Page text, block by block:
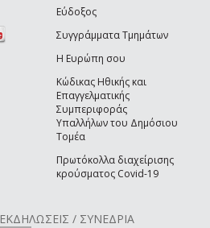
Εύδοξος
Συγγράμματα Τμημάτων
Η Ευρώπη σου
Κώδικας Ηθικής και
Επαγγελματικής
Συμπεριφοράς
Υπαλλήλων του Δημόσιου
Τομέα
Πρωτόκολλα διαχείρισης
κρούσματος Covid-19
ΕΚΔΗΛΩΣΕΙΣ / ΣΥΝΕΔΡΙΑ